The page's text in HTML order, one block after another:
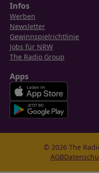
Infos
Werben
Newsletter
Gewinnspielrichtlinie
Jobs für NRW
The Radio Group
Apps
© 2026 The
AGB